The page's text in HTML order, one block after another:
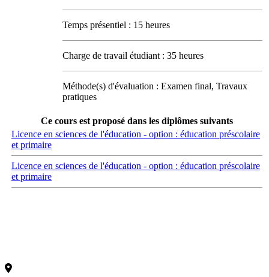
Temps présentiel : 15 heures
Charge de travail étudiant : 35 heures
Méthode(s) d'évaluation : Examen final, Travaux
pratiques
Ce cours est proposé dans les diplômes suivants
Licence en sciences de l'éducation - option : éducation préscolaire
et primaire
Licence en sciences de l'éducation - option : éducation préscolaire
et primaire